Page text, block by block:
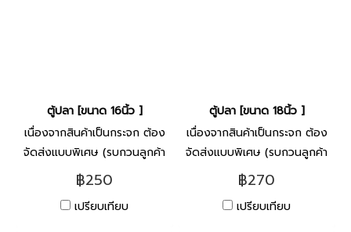
ตู้ปลา [ขนาด 16นิ้ว ]
เนื่องจากสินค้าเป็นกระจก ต้อง
จัดส่งแบบพิเศษ (รบกวนลูกค้า
ติดต่อกับทางร้าน ก่อนสั่งซื้อ)
฿250
เปรียบเทียบ
ตู้ปลา [ขนาด 18นิ้ว ]
เนื่องจากสินค้าเป็นกระจก ต้อง
จัดส่งแบบพิเศษ (รบกวนลูกค้า
ติดต่อกับทางร้าน ก่อนสั่งซื้อ)
฿270
เปรียบเทียบ